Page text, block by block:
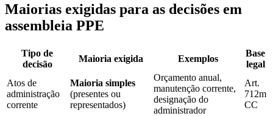
Maiorias exigidas para as decisões em
assembleia PPE
Tipo de
decisão
Maioria exigida Exemplos
Base
legal
Atos de
administração
corrente
Maioria simples
(presentes ou
representados)
Orçamento anual,
manutenção corrente,
designação do
administrador
Art.
712m
CC